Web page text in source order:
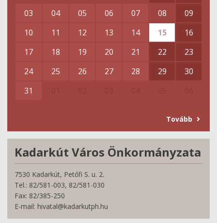
03
04 05 06 07 08
09
10
11 12 13 14 15
16
17
18 19 20 21 22
23
24
25 26 27 28 29
30
31
Tovább
Kadarkút Város Önkormányzata
7530 Kadarkút, Petőfi S. u. 2.
Tel.: 82/581-003, 82/581-030
Fax: 82/385-250
E-mail: hivatal@kadarkutph.hu